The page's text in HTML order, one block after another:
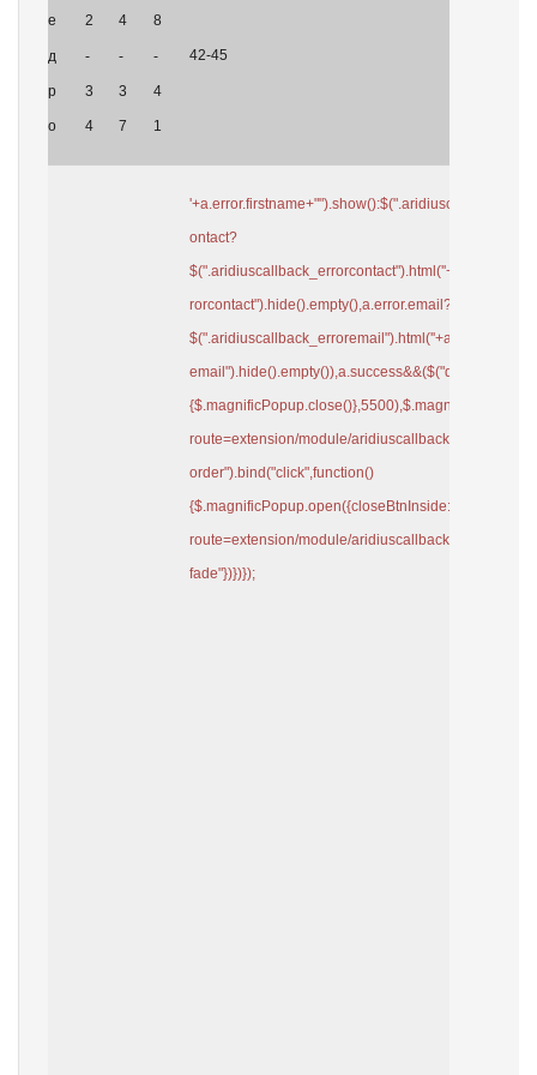
е
д
р
о
2
-
3
4
4
-
3
7
8
-
4
1
42-45
ontact?
$(".aridiuscallback_errorcontact").html('
rorcontact").hide().empty(),a.error.email?
$(".aridiuscallback_erroremail").html(''+a.error.email+"
route=extension/module/aridiuscallback/
order").bind("click",function()
route=extension/module/aridiuscallback/
fade"})})});